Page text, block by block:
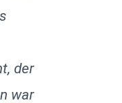
der
war